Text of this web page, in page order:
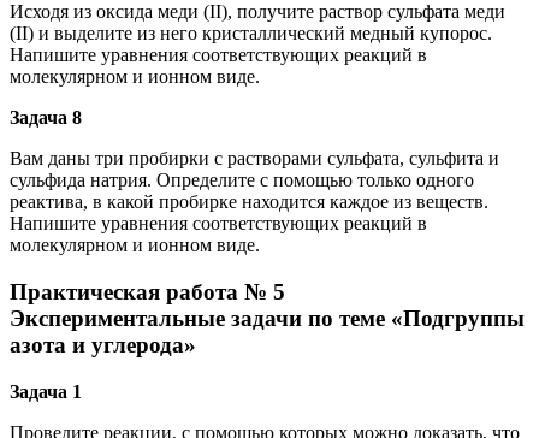
Исходя из оксида меди (II), получите раствор сульфата меди
(II) и выделите из него кристаллический медный купорос.
Напишите уравнения соответствующих реакций в
молекулярном и ионном виде.
Задача 8
Вам даны три пробирки с растворами сульфата, сульфита и
сульфида натрия. Определите с помощью только одного
реактива, в какой пробирке находится каждое из веществ.
Напишите уравнения соответствующих реакций в
молекулярном и ионном виде.
Практическая работа № 5
Экспериментальные задачи по теме «Подгруппы
азота и углерода»
Задача 1
Проведите реакции, с помощью которых можно доказать, что